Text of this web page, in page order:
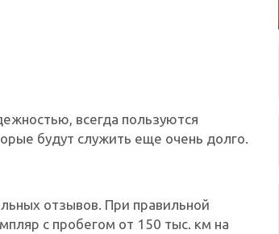
всегда пользуются
будут служить еще очень долго.
отзывов. При правильной
с пробегом от 150 тыс. км на